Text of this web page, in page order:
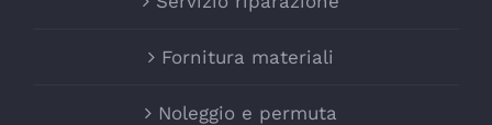
Fornitura materiali
Noleggio e permuta